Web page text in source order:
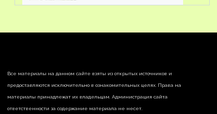
Все материалы на данном сайте взяты из открытых источников и
предоставляются исключительно в ознакомительных целях. Права на
материалы принадлежат их владельцам. Администрация сайта
ответственности за содержание материала не несет.